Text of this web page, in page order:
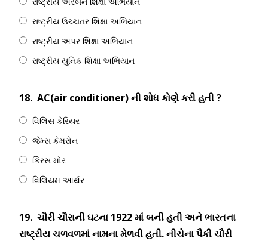
રાષ્ટ્રીય ઉચ્ચતર શિક્ષા અભિયાન
રાષ્ટ્રીય અપર શિક્ષા અભિયાન
રાષ્ટ્રીય યુનિક શિક્ષા અભિયાન
18. AC(air conditioner) ની શોધ કોણે કરી હતી ?
વિલિસ કેરિયર
જેમ્સ કેમરોન
કિરસ મોર
વિલિયમ આર્થર
19. ચૌરી ચૌરાની ઘટના 1922 માં બની હતી અને ભારતના
રાષ્ટ્રીય ચળવળમાં નામના મેળવી હતી. નીચેના પૈકી ચૌરી